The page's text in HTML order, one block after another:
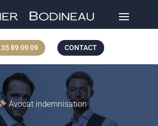
89 09 09 CONTACT
Avocat indemnisation